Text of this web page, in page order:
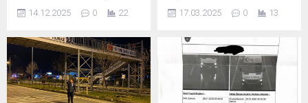
14.12.2025 0 22 17.03.2025 0 13